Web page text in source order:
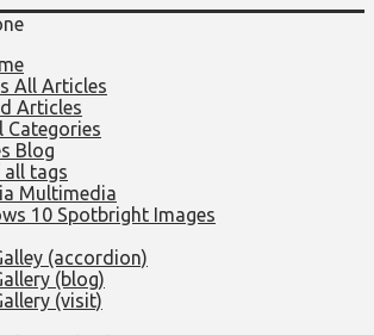
All Articles
Articles
Categories
Blog
tags
Multimedia
10 Spotbright Images
(accordion)
(blog)
(visit)